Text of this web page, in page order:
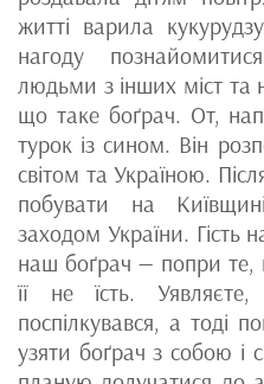
житті варила
нагоду
людьми з інших міст та
що таке боґрач. От,
турок із сином. Він
світом та Україною.
побувати на
заходом України. Гість
наш боґрач — попри те,
її не їсть.
поспілкувався, а тоді
узяти боґрач з собою і